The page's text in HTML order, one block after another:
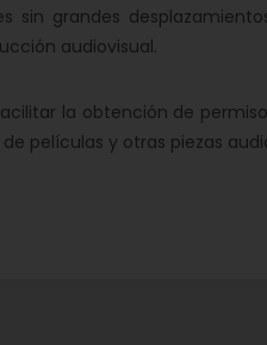
sin grandes
audiovisual.
la obtención de
películas y otras piezas